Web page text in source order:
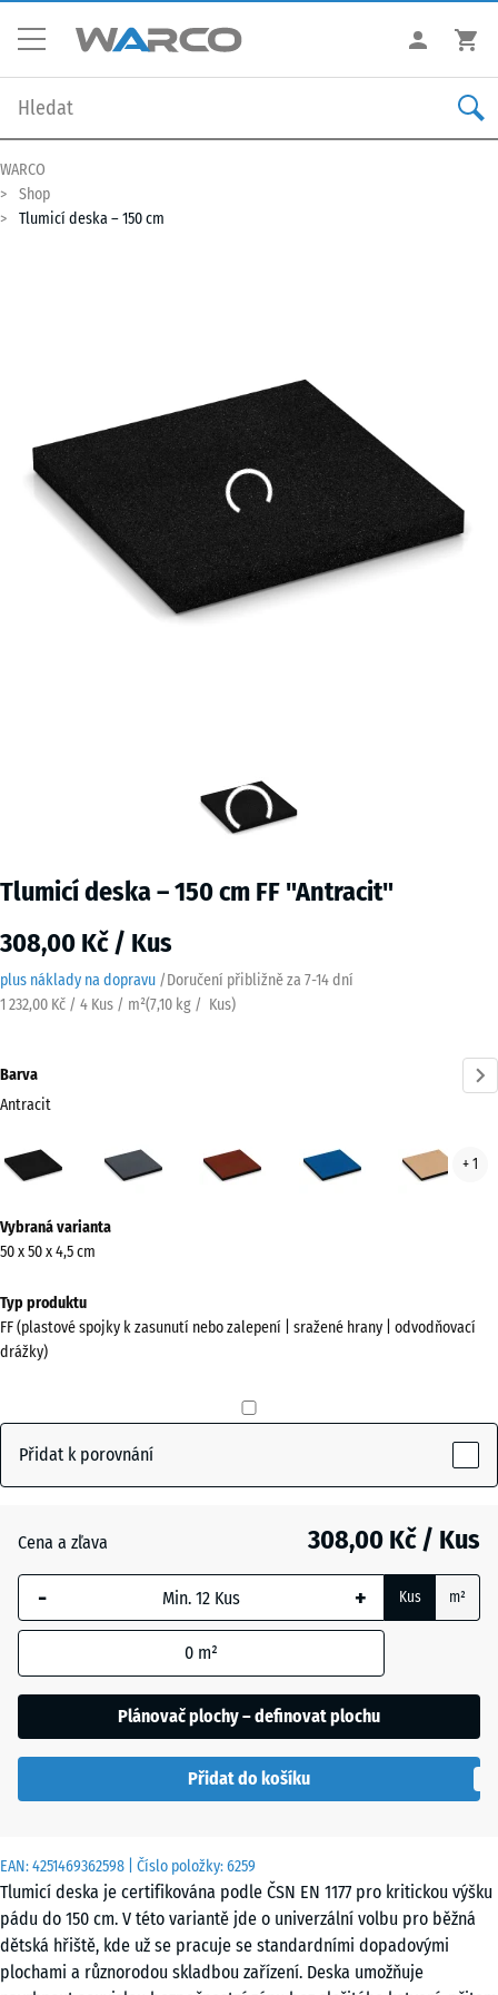
WARCO
Shop
Tlumicí deska – 150 cm
Tlumicí deska – 150 cm FF "Antracit"
308,00 Kč / Kus
plus náklady na dopravu /Doručení přibližně za 7-14 dní
1 232,00 Kč / 4 Kus / m²(7,10 kg / Kus)
EAN:4251469362598 | Číslo položky:6259
Tlumicí deska je certifikována podle ČSN EN 1177 pro kritickou výšku
pádu do 150 cm. V této variantě jde o univerzální volbu pro běžná
dětská hřiště, kde už se pracuje se standardními dopadovými
plochami a různorodou skladbou zařízení. Deska umožňuje
Barva
Antracit
(active)
červená
modrá
+ 1
informací
o
Zobrazit
paletu
(active)
šedá
Cihlově
+ 4,00 Kč
modrá
+ 68,00 Kč
béžová
+ 76,00 Kč
Travní
zelená
+ 25,00 Kč
Vybraná varianta
50 x 50 x 4,5 cm
Typ produktu
FF (plastové spojky k zasunutí nebo zalepení | sražené hrany | odvodňovací
drážky)
Přidat k porovnání
Cena a zľava 308,00 Kč / Kus
- + Kus m²
0 m²
Plánovač plochy – definovat plochu
Přidat do košíku